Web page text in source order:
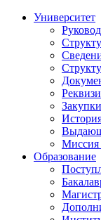
Университет
Закупки
Образование